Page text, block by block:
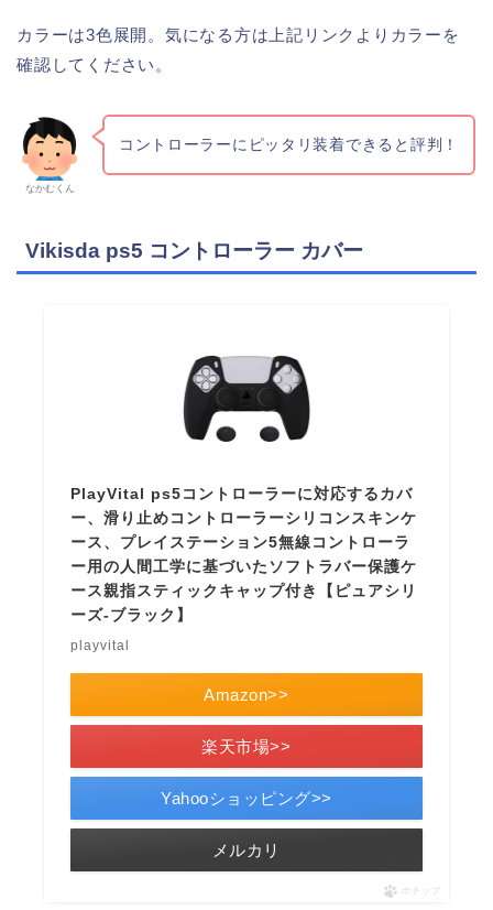
カラーは3色展開。気になる方は上記リンクよりカラーを
確認してください。
なかむくん
コントローラーにピッタリ装着できると評判！
Vikisda ps5 コントローラー カバー
PlayVital ps5コントローラーに対応するカバ
ー、滑り止めコントローラーシリコンスキンケ
ース、プレイステーション5無線コントローラ
ー用の人間工学に基づいたソフトラバー保護ケ
ース親指スティックキャップ付き【ピュアシリ
ーズ-ブラック】
playvital
Amazon>>
楽天市場>>
Yahooショッピング>>
メルカリ
ポチップ